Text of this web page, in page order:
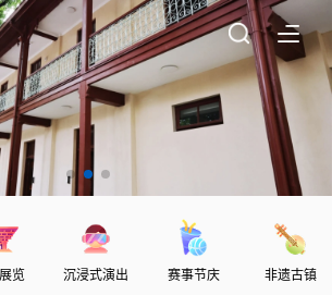
览 沉浸式演出 赛事节庆 非遗古镇